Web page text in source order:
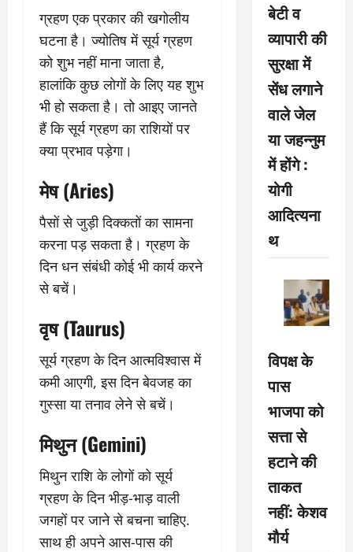
ग्रहण एक प्रकार की खगोलीय
घटना है। ज्योतिष में सूर्य ग्रहण
को शुभ नहीं माना जाता है,
हालांकि कुछ लोगों के लिए यह शुभ
भी हो सकता है। तो आइए जानते
हैं कि सूर्य ग्रहण का राशियों पर
क्या प्रभाव पड़ेगा।
मेष (Aries)
पैसों से जुड़ी दिक्कतों का सामना
करना पड़ सकता है। ग्रहण के
दिन धन संबंधी कोई भी कार्य करने
से बचें।
वृष (Taurus)
सूर्य ग्रहण के दिन आत्मविश्वास में
कमी आएगी, इस दिन बेवजह का
गुस्सा या तनाव लेने से बचें।
मिथुन (Gemini)
मिथुन राशि के लोगों को सूर्य
ग्रहण के दिन भीड़-भाड़ वाली
जगहों पर जाने से बचना चाहिए.
साथ ही अपने आस-पास की
बेटी व
व्यापारी की
सुरक्षा में
सेंध लगाने
वाले जेल
या जहन्नुम
में होंगे :
योगी
आदित्यना
थ
विपक्ष के
पास
भाजपा को
सत्ता से
हटाने की
ताकत
नहीं: केशव
मौर्य